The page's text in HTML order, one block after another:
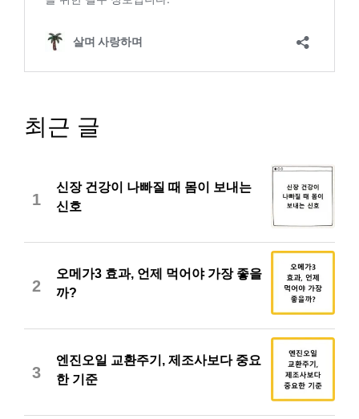
최근 글
1
신장 건강이 나빠질 때 몸이 보내는
신호
2
오메가3 효과, 언제 먹어야 가장 좋을
까?
3
엔진오일 교환주기, 제조사보다 중요
한 기준